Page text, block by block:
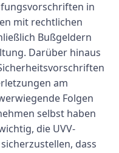
in
mit rechtlichen
Bußgeldern
Darüber hinaus
am
Folgen
selbst haben
die UVV-
dass